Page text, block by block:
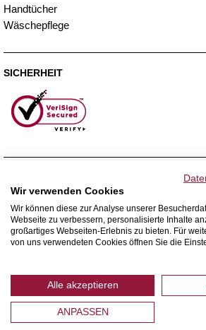
Handtücher
Wäschepflege
SICHERHEIT
WIR VERSENDEN MIT
Wir verwenden Cookies
Wir können diese zur Analyse unserer
Webseite zu verbessern, personalisierte Inhalte
großartiges Webseiten-Erlebnis zu bieten. Für
von uns verwendeten Cookies öffnen Sie die
Alle akzeptieren
ANPASSEN